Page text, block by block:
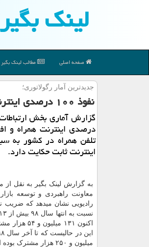
لینك بگیر
صفحه اصلی مطالب لینك بگیر
جدیدترین آمار رگولاتوری؛
نفوذ ۱۰۰ درصدی اینترنت موبایل در كشور
تلفن همراه در کشور به
اینترنت ثابت حکایت دارد.
به گزارش لینک بگیر به نقل از
معاونت راهبردی و توسعه
اکنون ۱۳۱
میلیون و ۲۵۰ هزار مشترک بوده است.